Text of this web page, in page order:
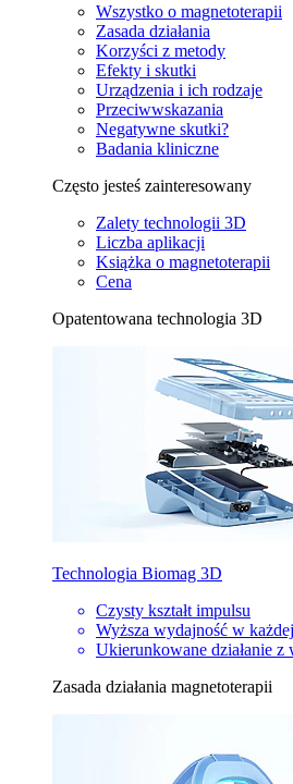
Wszystko o magnetoterapii
Zasada działania
Korzyści z metody
Efekty i skutki
Urządzenia i ich rodzaje
Przeciwwskazania
Negatywne skutki?
Badania kliniczne
Często jesteś zainteresowany
Zalety technologii 3D
Liczba aplikacji
Książka o magnetoterapii
Cena
Opatentowana technologia 3D
Technologia Biomag 3D
Czysty kształt impulsu
Wyższa wydajność w
Ukierunkowane działanie z
Zasada działania magnetoterapii